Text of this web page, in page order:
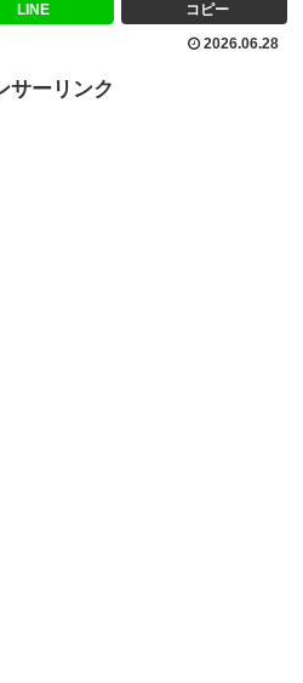
LINE
コピー
2026.06.28
サーリンク